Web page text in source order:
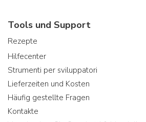
Tools und Support
Rezepte
Hilfecenter
Strumenti per sviluppatori
Lieferzeiten und Kosten
Häufig gestellte Fragen
Kontakte